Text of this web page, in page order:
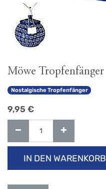
Möwe Tropfenfänger
Nostalgische Tropfenfänger
9,95 €
IN DEN WARENKORB